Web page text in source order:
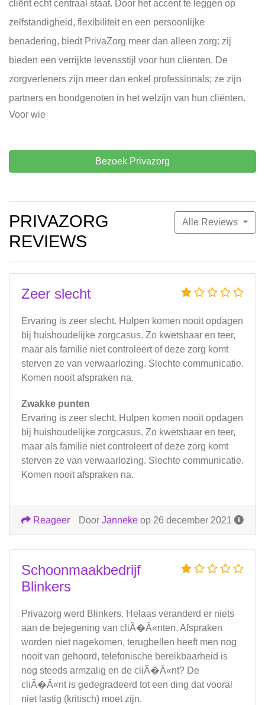
cliënt echt centraal staat. Door het accent te leggen op
zelfstandigheid, flexibiliteit en een persoonlijke
benadering, biedt PrivaZorg meer dan alleen zorg: zij
bieden een verrijkte levensstijl voor hun cliënten. De
zorgverleners zijn meer dan enkel professionals; ze zijn
partners en bondgenoten in het welzijn van hun cliënten.
Voor wie
Bezoek Privazorg
Alle Reviews
PRIVAZORG
REVIEWS
Zeer slecht
Ervaring is zeer slecht. Hulpen komen nooit opdagen
bij huishoudelijke zorgcasus. Zo kwetsbaar en teer,
maar als familie niet controleert of deze zorg komt
sterven ze van verwaarlozing. Slechte communicatie.
Komen nooit afspraken na.
Zwakke punten
Ervaring is zeer slecht. Hulpen komen nooit opdagen
bij huishoudelijke zorgcasus. Zo kwetsbaar en teer,
maar als familie niet controleert of deze zorg komt
sterven ze van verwaarlozing. Slechte communicatie.
Komen nooit afspraken na.
Door Janneke op 26 december 2021
Reageer
Schoonmaakbedrijf
Blinkers
Privazorg werd Blinkers. Helaas veranderd er niets
aan de bejegening van cliÃ�Â«nten. Afspraken
worden niet nagekomen, terugbellen heeft men nog
nooit van gehoord, telefonische bereikbaarheid is
nog steeds armzalig en de cliÃ�Â«nt? De
cliÃ�Â«nt is gedegradeerd tot een ding dat vooral
niet lastig (kritisch) moet zijn.